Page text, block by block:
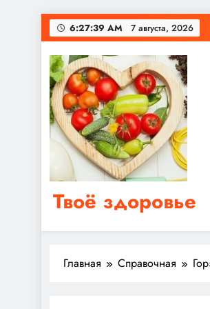
Перейти
к
содержимому
6:27:39 AM 7 августа, 2026
Твоё здоровье
Сайт о правильном питании,
Главная Справочная